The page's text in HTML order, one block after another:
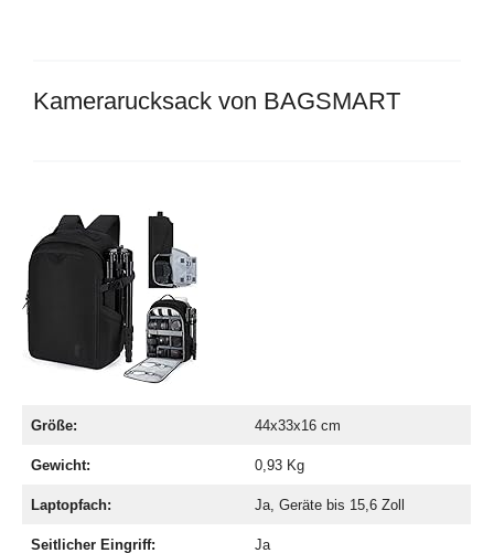
Kamerarucksack von BAGSMART
Größe: 44x33x16 cm
Gewicht: 0,93 Kg
Laptopfach: Ja, Geräte bis 15,6 Zoll
Seitlicher Eingriff: Ja